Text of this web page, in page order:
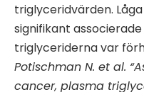
triglyceridvärden.
signifikant
triglyceriderna var
Potischman N. et al.
cancer, plasma